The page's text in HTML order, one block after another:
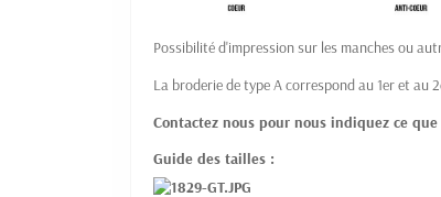
Possibilité d'impression sur les manches ou
La broderie de type A correspond au 1er et au
Contactez nous pour nous indiquez ce
Guide des tailles :